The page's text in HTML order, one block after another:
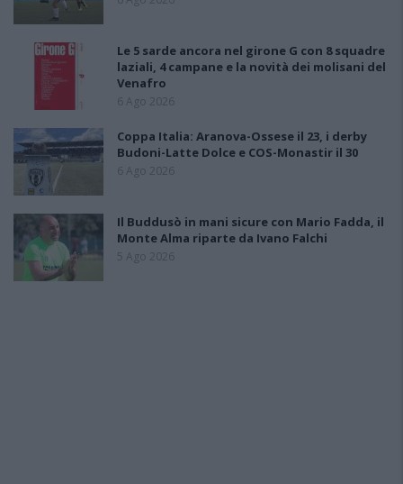
Le 5 sarde ancora nel girone G con 8 squadre
laziali, 4 campane e la novità dei molisani del
Venafro
6 Ago 2026
Coppa Italia: Aranova-Ossese il 23, i derby
Budoni-Latte Dolce e COS-Monastir il 30
6 Ago 2026
Il Buddusò in mani sicure con Mario Fadda, il
Monte Alma riparte da Ivano Falchi
5 Ago 2026